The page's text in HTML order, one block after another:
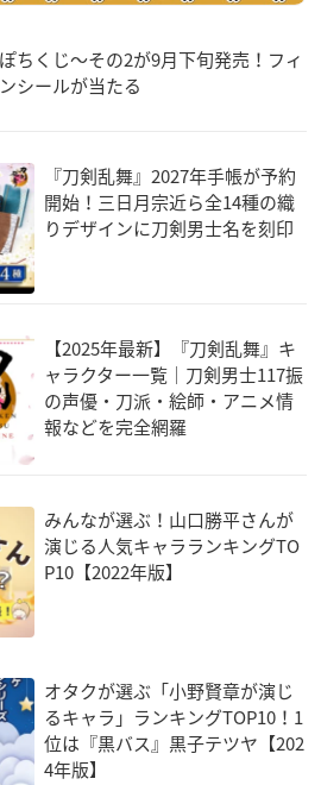
ちくじ～その2が9月下旬発売！フィ
シールが当たる
『刀剣乱舞』2027年手帳が予約
開始！三日月宗近ら全14種の織
りデザインに刀剣男士名を刻印
【2025年最新】『刀剣乱舞』キ
ャラクター一覧｜刀剣男士117振
の声優・刀派・絵師・アニメ情
報などを完全網羅
みんなが選ぶ！山口勝平さんが
演じる人気キャラランキングTO
P10【2022年版】
オタクが選ぶ「小野賢章が演じ
るキャラ」ランキングTOP10！1
位は『黒バス』黒子テツヤ【202
4年版】